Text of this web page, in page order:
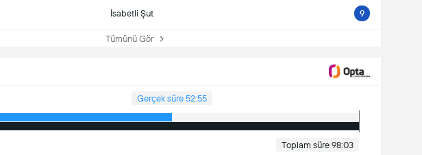
İsabetli Şut 9
Tümünü Gör
Gerçek süre 52:55
Toplam süre 98:03